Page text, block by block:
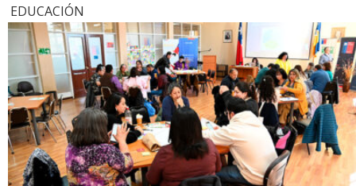
EDUCACIÓN